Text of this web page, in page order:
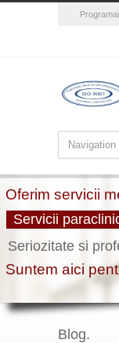
Blog.